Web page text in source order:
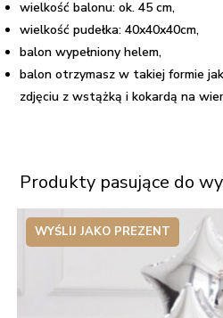
wielkość balonu: ok. 45 cm,
wielkość pudełka: 40x40x40cm,
balon wypełniony helem,
balon otrzymasz w takiej formie
zdjęciu z wstążką i kokardą na
Produkty pasujące do
WYŚLIJ JAKO PREZENT